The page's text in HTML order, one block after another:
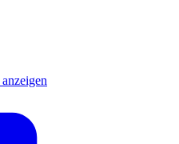
anzeigen